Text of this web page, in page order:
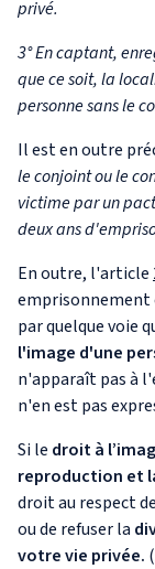
privé.
3° En captant,
que ce soit, la
personne sans le
Il est en outre
le conjoint ou le
victime par un
deux ans
En outre, l'article
emprisonnement
par quelque voie
l'image d'une
n'apparaît pas à
n'en est pas
Si le droit à
reproduction et
droit au respect
ou de refuser la
votre vie privée.